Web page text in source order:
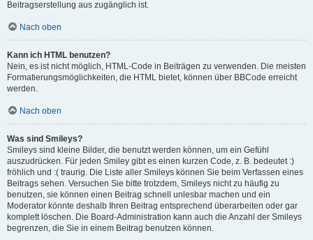
Beitragserstellung aus zugänglich ist.
Nach oben
Kann ich HTML benutzen?
Nein, es ist nicht möglich, HTML-Code in Beiträgen zu verwenden. Die meisten
Formatierungsmöglichkeiten, die HTML bietet, können über BBCode erreicht
werden.
Nach oben
Was sind Smileys?
Smileys sind kleine Bilder, die benutzt werden können, um ein Gefühl
auszudrücken. Für jeden Smiley gibt es einen kurzen Code, z. B. bedeutet :)
fröhlich und :( traurig. Die Liste aller Smileys können Sie beim Verfassen eines
Beitrags sehen. Versuchen Sie bitte trotzdem, Smileys nicht zu häufig zu
benutzen, sie können einen Beitrag schnell unlesbar machen und ein
Moderator könnte deshalb Ihren Beitrag entsprechend überarbeiten oder gar
komplett löschen. Die Board-Administration kann auch die Anzahl der Smileys
begrenzen, die Sie in einem Beitrag benutzen können.